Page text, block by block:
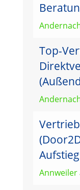
Top-
Annweiler